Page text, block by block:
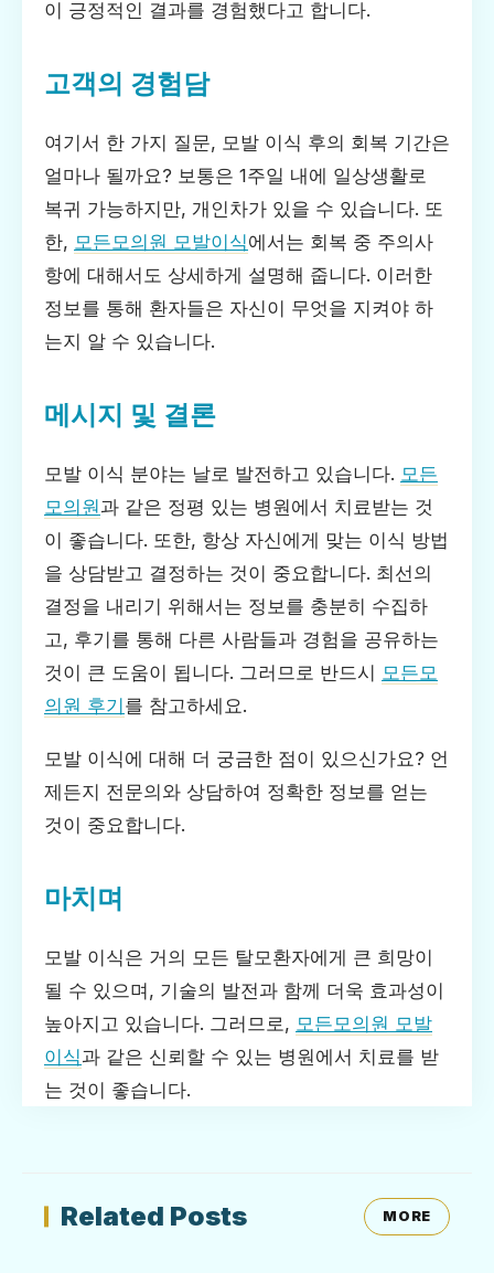
이 긍정적인 결과를 경험했다고 합니다.
고객의 경험담
여기서 한 가지 질문, 모발 이식 후의 회복 기간은
얼마나 될까요? 보통은 1주일 내에 일상생활로
복귀 가능하지만, 개인차가 있을 수 있습니다. 또
한, 모든모의원 모발이식에서는 회복 중 주의사
항에 대해서도 상세하게 설명해 줍니다. 이러한
정보를 통해 환자들은 자신이 무엇을 지켜야 하
는지 알 수 있습니다.
메시지 및 결론
모발 이식 분야는 날로 발전하고 있습니다. 모든
모의원과 같은 정평 있는 병원에서 치료받는 것
이 좋습니다. 또한, 항상 자신에게 맞는 이식 방법
을 상담받고 결정하는 것이 중요합니다. 최선의
결정을 내리기 위해서는 정보를 충분히 수집하
고, 후기를 통해 다른 사람들과 경험을 공유하는
것이 큰 도움이 됩니다. 그러므로 반드시 모든모
의원 후기를 참고하세요.
모발 이식에 대해 더 궁금한 점이 있으신가요? 언
제든지 전문의와 상담하여 정확한 정보를 얻는
것이 중요합니다.
마치며
모발 이식은 거의 모든 탈모환자에게 큰 희망이
될 수 있으며, 기술의 발전과 함께 더욱 효과성이
높아지고 있습니다. 그러므로, 모든모의원 모발
이식과 같은 신뢰할 수 있는 병원에서 치료를 받
는 것이 좋습니다.
Related Posts MORE